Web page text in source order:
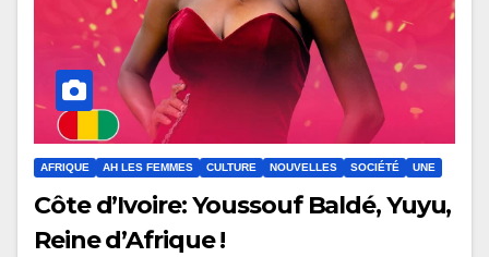
AFRIQUE AH LES FEMMES CULTURE NOUVELLES SOCIÉTÉ UNE
Côte d’Ivoire: Youssouf Baldé, Yuyu,
Reine d’Afrique !